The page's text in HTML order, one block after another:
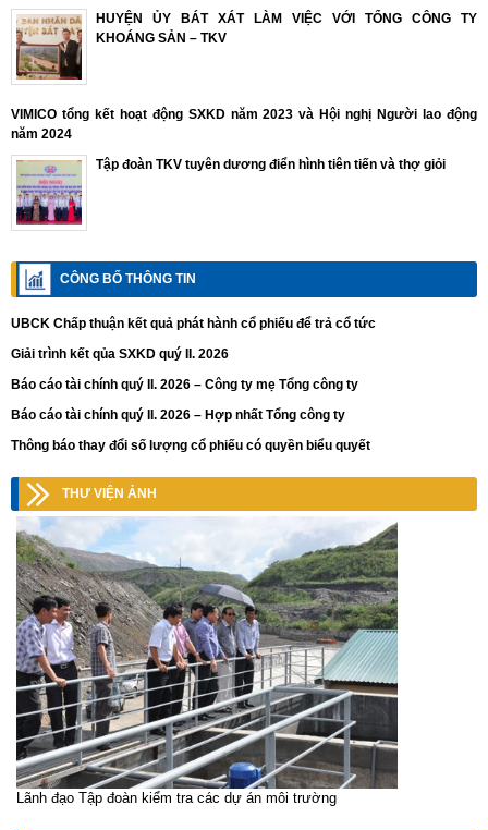
HUYỆN ỦY BÁT XÁT LÀM VIỆC VỚI TỔNG CÔNG TY
KHOÁNG SẢN – TKV
VIMICO tổng kết hoạt động SXKD năm 2023 và Hội nghị Người lao động
năm 2024
Tập đoàn TKV tuyên dương điển hình tiên tiến và thợ giỏi
CÔNG BỐ THÔNG TIN
UBCK Chấp thuận kết quả phát hành cổ phiếu để trả cổ tức
Giải trình kết qủa SXKD quý II. 2026
Báo cáo tài chính quý II. 2026 – Công ty mẹ Tổng công ty
Báo cáo tài chính quý II. 2026 – Hợp nhất Tổng công ty
Thông báo thay đổi số lượng cổ phiếu có quyền biểu quyết
THƯ VIỆN ẢNH
Lãnh đạo Tập đoàn kiểm tra các dự án môi trường